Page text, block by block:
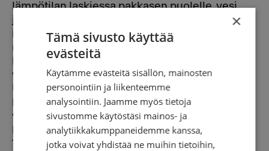
lämpötilan laskiessa pakkasen puolelle, vesi
jäätyy. Jäätyessään vesi laajenee ja asvaltista
irtoaa palasia. Kun lämpötila vaihtelee pitkään
nollan molemmin puolin, routavauriot ovat
hyvin yleisiä teiden päällysteissä. Ilmiötä
vahvistaa liikenteen kuormitus. Esimerkiksi
Uudellamaalla ollaan tänä vuonna jouduttu jo
laskemaan nopeusrajoituksia, koska kelien
vaikutukset ovat olleet niin merkittävät teiden
kuntoon.
Teiden kunnon heikentyminen on seurausta
×
Tämä sivusto käyttää
evästeitä
Käytämme evästeitä sisällön, mainosten
personointiin ja liikenteemme
analysointiin. Jaamme myös tietoja
sivustomme käytöstäsi mainos- ja
analytiikkakumppaneidemme kanssa,
jotka voivat yhdistää ne muihin tietoihin,